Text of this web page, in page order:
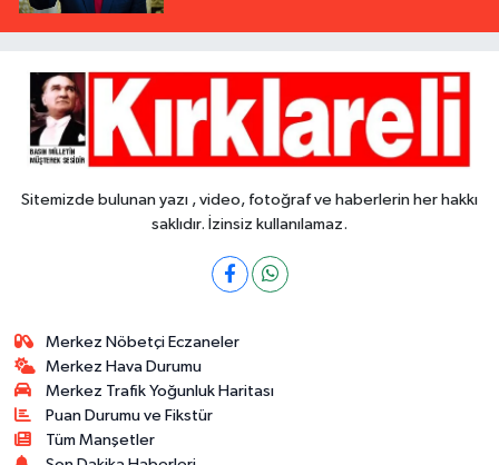
Sitemizde bulunan yazı , video, fotoğraf ve haberlerin her hakkı
saklıdır. İzinsiz kullanılamaz.
Merkez Nöbetçi Eczaneler
Merkez Hava Durumu
Merkez Trafik Yoğunluk Haritası
Puan Durumu ve Fikstür
Tüm Manşetler